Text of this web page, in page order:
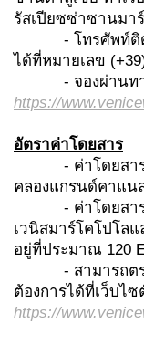
รัสเปียซซ่าซานมา
- โทรศัพท์ติ
ได้ที่หมายเลข
- จองผ่านท
https://
อัตราค่าโดยสาร
- ค่าโดยสา
คลองแกรนด์คาแน
- ค่าโดยสา
เวนิสมาร์โคโปโล
อยู่ที่ประมาณ 120
- สามารถต
ต้องการได้ที่เว็บไซ
https://